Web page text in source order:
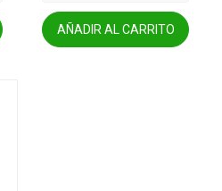
AÑADIR AL CARRITO